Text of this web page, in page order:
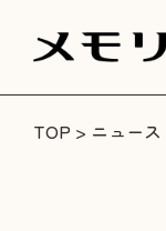
TOP > ニュース